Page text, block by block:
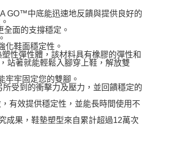
GO™中底能迅速地反饋與提供良好的
面的支撐穩定。
化鞋面穩定性。
性彈性體，該材料具有橡膠的彈性和
站著就能輕鬆入腳穿上鞋，解放雙
牢牢固定您的雙腳。
受到的衝擊力及壓力，並回饋穩定的
有效提供穩定性，並能長時間使用不
成果，鞋墊塑型來自累計超過12萬次